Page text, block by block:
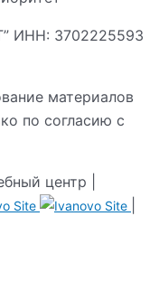
ИНН: 3702225593
материалов
по согласию с
центр |
Site